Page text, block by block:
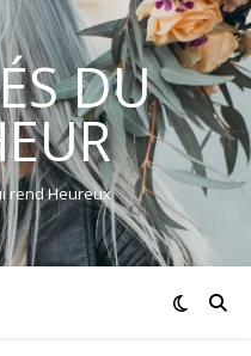
DU
rend Heureux